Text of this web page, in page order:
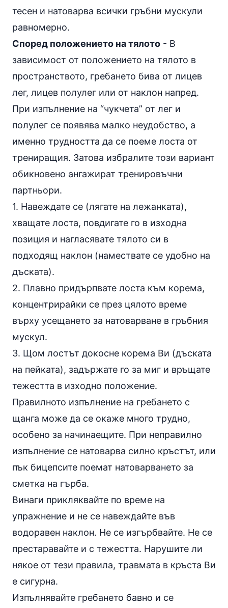
тесен и натоварва всички гръбни мускули
равномерно.
Според положението на тялото - В
зависимост от положението на тялото в
пространството, гребането бива от лицев
лег, лицев полулег или от наклон напред.
При изпълнение на “чукчета” от лег и
полулег се появява малко неудобство, а
именно трудността да се поеме лоста от
трениращия. Затова избралите този вариант
обикновено ангажират тренировъчни
партньори.
1. Навеждате се (лягате на лежанката),
хващате лоста, повдигате го в изходна
позиция и нагласявате тялото си в
подходящ наклон (намествате се удобно на
дъската).
2. Плавно придърпвате лоста към корема,
концентрирайки се през цялото време
върху усещането за натоварване в гръбния
мускул.
3. Щом лостът докосне корема Ви (дъската
на пейката), задържате го за миг и връщате
тежестта в изходно положение.
Правилното изпълнение на гребането с
щанга може да се окаже много трудно,
особено за начинаещите. При неправилно
изпълнение се натоварва силно кръстът, или
пък бицепсите поемат натоварването за
сметка на гърба.
Винаги прикляквайте по време на
упражнение и не се навеждайте във
водоравен наклон. Не се изгърбвайте. Не се
престаравайте и с тежестта. Нарушите ли
някое от тези правила, травмата в кръста Ви
е сигурна.
Изпълнявайте гребането бавно и се